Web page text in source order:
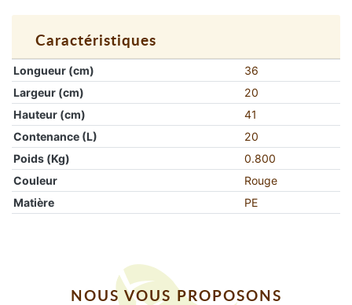
Caractéristiques
Longueur (cm)
36
Largeur (cm)
20
Hauteur (cm)
41
Contenance (L)
20
Poids (Kg)
0.800
Couleur
Rouge
Matière
PE
NOUS VOUS PROPOSONS